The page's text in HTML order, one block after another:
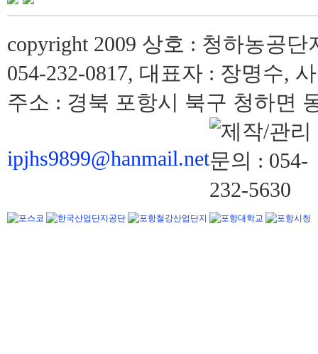
copyright 2009 상호 : 청하농공
054-232-0817, 대표자 : 장명수,
주소 : 경북 포항시 북구 청하면
ipjhs9899@hanmail.net